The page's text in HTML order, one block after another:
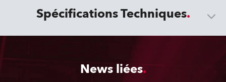
Spécifications Techniques
News liées